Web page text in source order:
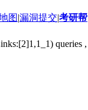
图|漏洞提交|考研帮
queries